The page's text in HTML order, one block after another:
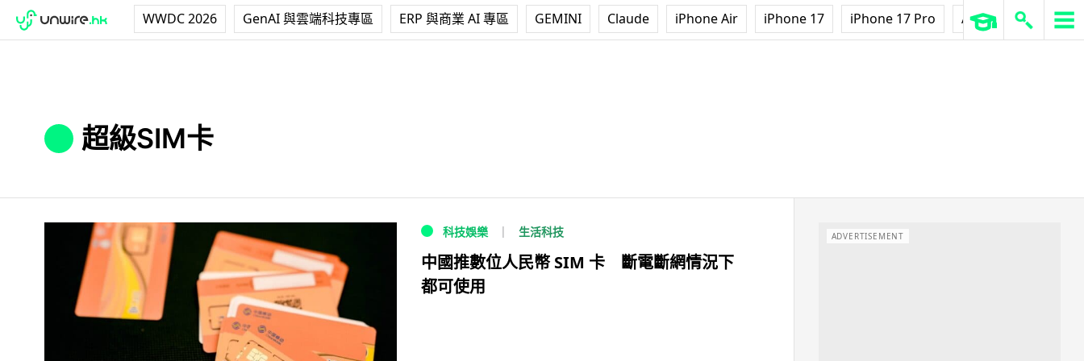
WWDC 2026 GenAI 與雲端科技專區 ERP 與商業 AI 專區 GEMINI Claude iPhone Air iPhone 17 iPhone 17 Pro AirPods Pro 3
超級SIM卡
科技娛樂 生活科技
中國推數位人民幣 SIM 卡 斷電斷網情況下
都可使用
ADVERTISEMENT